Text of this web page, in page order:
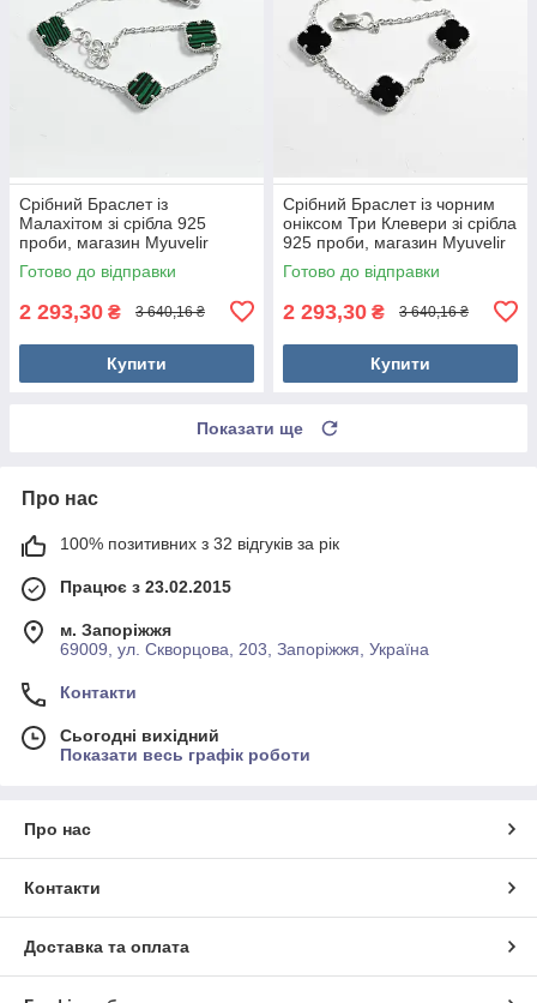
Срібний Браслет із
Малахітом зі срібла 925
проби, магазин Myuvelir
Готово до відправки
2 293,30 ₴ 3 640,16 ₴
Купити
Срібний Браслет із чорним
оніксом Три Клевери зі срібла
925 проби, магазин Myuvelir
Готово до відправки
2 293,30 ₴ 3 640,16 ₴
Купити
Показати ще
Про нас
100% позитивних з 32 відгуків за рік
Працює з 23.02.2015
м. Запоріжжя
69009, ул. Скворцова, 203, Запоріжжя, Україна
Контакти
Сьогодні вихідний
Показати весь графік роботи
Про нас
Контакти
Доставка та оплата